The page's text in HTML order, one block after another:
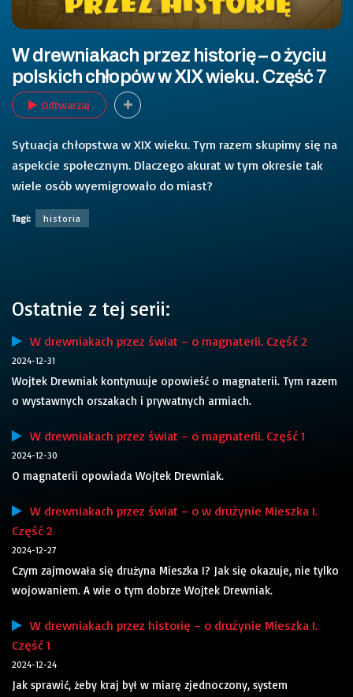
W drewniakach przez historię – o życiu
polskich chłopów w XIX wieku. Część 7
Odtwarzaj
Sytuacja chłopstwa w XIX wieku. Tym razem skupimy się na
aspekcie społecznym. Dlaczego akurat w tym okresie tak
wiele osób wyemigrowało do miast?
Tagi: historia
Ostatnie z tej serii:
W drewniakach przez świat – o magnaterii. Część 2
2024-12-31
Wojtek Drewniak kontynuuje opowieść o magnaterii. Tym razem
o wystawnych orszakach i prywatnych armiach.
W drewniakach przez świat – o magnaterii. Część 1
2024-12-30
O magnaterii opowiada Wojtek Drewniak.
W drewniakach przez świat – o w drużynie Mieszka I.
Część 2
2024-12-27
Czym zajmowała się drużyna Mieszka I? Jak się okazuje, nie tylko
wojowaniem. A wie o tym dobrze Wojtek Drewniak.
W drewniakach przez historię – o drużynie Mieszka I.
Część 1
2024-12-24
Jak sprawić, żeby kraj był w miarę zjednoczony, system